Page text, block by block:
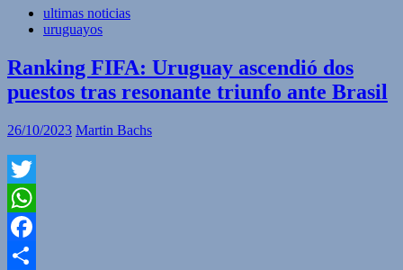
ultimas noticias
uruguayos
Ranking FIFA: Uruguay ascendió dos
puestos tras resonante triunfo ante Brasil
26/10/2023 Martin Bachs
Twitter
WhatsApp
Facebook